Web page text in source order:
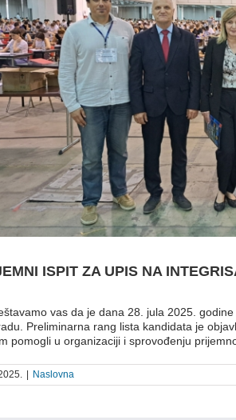
ISPIT ZA UPIS NA
vas da je dana 28. jula 2025.
Preliminarna rang lista kandidata je
pomogli u organizaciji i sprovođenju
Naslovna